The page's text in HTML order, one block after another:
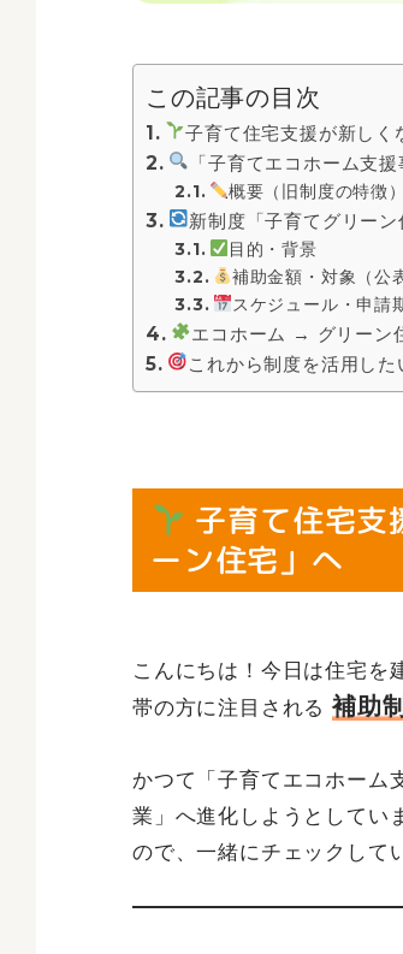
この記事の目次
子育て住宅支援が新しく
「子育てエコホーム支
概要（旧制度の特徴）
新制度「子育てグリー
目的・背景
補助金額・対象（公
スケジュール・申請
エコホーム → グリーン
これから制度を活用した
子育て住宅支
ーン住宅」へ
こんにちは！今日は住宅を
帯の方に注目される 補助
かつて「子育てエコホーム
業」へ進化しようとしてい
ので、一緒にチェックして